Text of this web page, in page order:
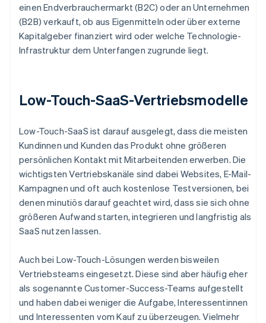
einen Endverbrauchermarkt (B2C) oder an Unternehmen
(B2B) verkauft, ob aus Eigenmitteln oder über externe
Kapitalgeber finanziert wird oder welche Technologie-
Infrastruktur dem Unterfangen zugrunde liegt.
Low-Touch-SaaS-Vertriebsmodelle
Low-Touch-SaaS ist darauf ausgelegt, dass die meisten
Kundinnen und Kunden das Produkt ohne größeren
persönlichen Kontakt mit Mitarbeitenden erwerben. Die
wichtigsten Vertriebskanäle sind dabei Websites, E-Mail-
Kampagnen und oft auch kostenlose Testversionen, bei
denen minutiös darauf geachtet wird, dass sie sich ohne
größeren Aufwand starten, integrieren und langfristig als
SaaS nutzen lassen.
Auch bei Low-Touch-Lösungen werden bisweilen
Vertriebsteams eingesetzt. Diese sind aber häufig eher
als sogenannte Customer-Success-Teams aufgestellt
und haben dabei weniger die Aufgabe, Interessentinnen
und Interessenten vom Kauf zu überzeugen. Vielmehr